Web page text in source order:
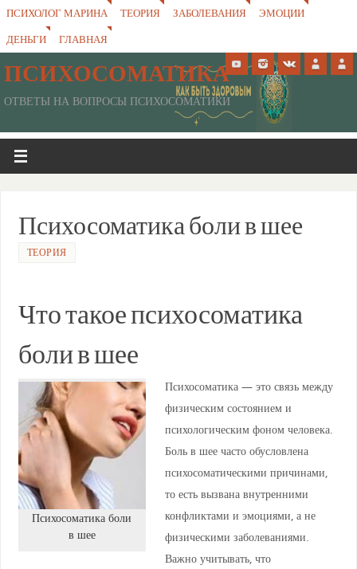
ПСИХОЛОГ МАРИНА ТЕОРИЯ ЗАБОЛЕВАНИЯ
ЭМОЦИИ
ДЕНЬГИ
ГЛАВНАЯ
ПСИХОСОМАТИКА
ОТВЕТЫ НА ВОПРОСЫ ПСИХОСОМАТИКИ
Психосоматика боли в шее
ТЕОРИЯ
Что такое психосоматика
боли в шее
Психосоматика боли
в шее
Психосоматика — это связь между
физическим состоянием и
психологическим фоном человека.
Боль в шее часто обусловлена
психосоматическими причинами,
то есть вызвана внутренними
конфликтами и эмоциями, а не
физическими заболеваниями.
Важно учитывать, что